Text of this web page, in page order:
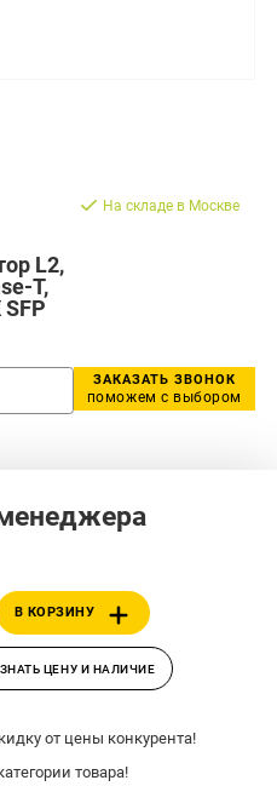
L2,
T,
На складе в Москве
ЗАКАЗАТЬ ЗВОНОК
поможем с выбором
В КОРЗИНУ
ЦЕНУ И НАЛИЧИЕ
от цены конкурента!
товара!